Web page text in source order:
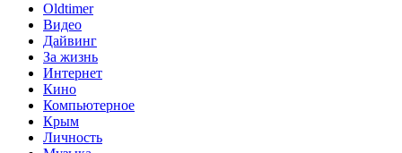
Oldtimer
Видео
Дайвинг
За жизнь
Интернет
Кино
Компьютерное
Крым
Личность